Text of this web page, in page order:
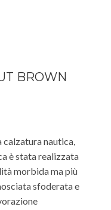
BROWN
nautica,
è stata realizzata
morbida ma più
sfoderata e